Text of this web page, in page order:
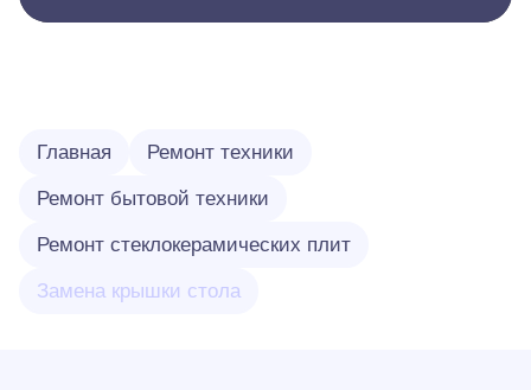
Главная Ремонт техники
Ремонт бытовой техники
Ремонт стеклокерамических плит
Замена крышки стола